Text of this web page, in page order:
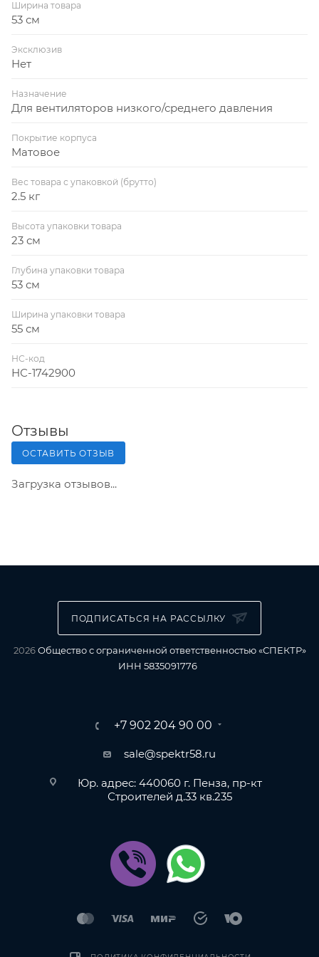
Ширина товара
53 см
Эксклюзив
Нет
Назначение
Для вентиляторов низкого/среднего давления
Покрытие корпуса
Матовое
Вес товара с упаковкой (брутто)
2.5 кг
Высота упаковки товара
23 см
Глубина упаковки товара
53 см
Ширина упаковки товара
55 см
НС-код
НС-1742900
Отзывы
ОСТАВИТЬ ОТЗЫВ
Загрузка отзывов...
ПОДПИСАТЬСЯ НА РАССЫЛКУ
2026Общество с ограниченной ответственностью «СПЕКТР»
ИНН 5835091776
+7 902 204 90 00
sale@spektr58.ru
Юр. адрес: 440060 г. Пенза, пр-кт
Строителей д.33 кв.235